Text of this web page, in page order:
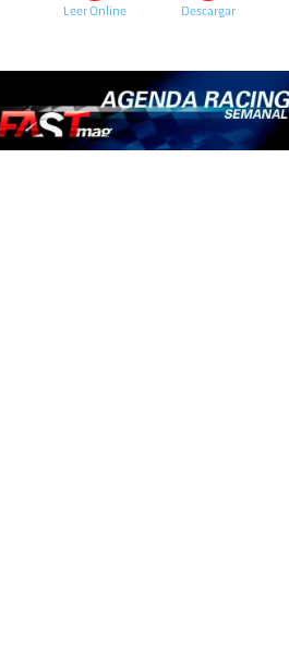
Leer Online Descargar